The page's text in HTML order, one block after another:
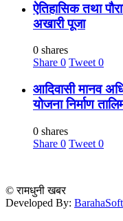
ऐतिहासिक तथा
अखारी पूजा
0 shares
Share 0 Tweet 0
आदिवासी मानव
योजना निर्माण
0 shares
Share 0 Tweet 0
© रामधुनी खबर
Developed By: BarahaSoft